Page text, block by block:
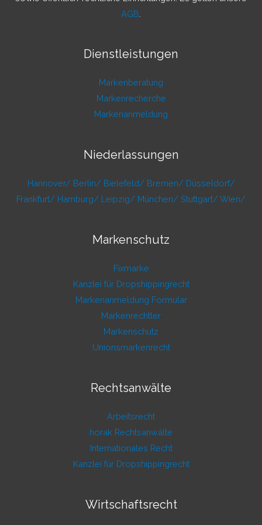
AGB
Dienstleistungen
Markenberatung
Markenrecherche
Markenanmeldung
Niederlassungen
Hannover/ Berlin/ Bielefeld/ Bremen/ Düsseldorf/
Frankfurt/ Hamburg/ Leipzig/ München/ Stuttgart/ Wien/
Markenschutz
Fixmarke
Kanzlei für Dropshippingrecht
Markenanmeldung Formular
Markenrechtler
Markenschutz
Unionsmarkenrecht
Rechtsanwälte
Arbeitsrecht
horak Rechtsanwälte
Internationales Recht
Kanzlei für Dropshippingrecht
Wirtschaftsrecht